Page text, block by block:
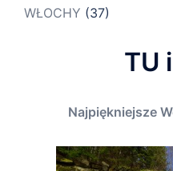
WŁOCHY (37)
TU
Najpiękniejsze